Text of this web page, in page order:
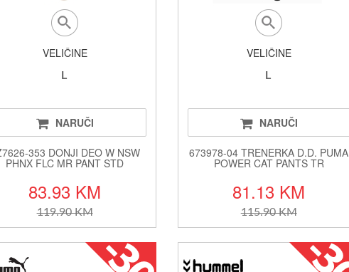
VELIČINE
L
NARUČI
353 DONJI DEO W NSW
PHNX FLC MR PANT STD
83.93 KM
119.90 KM
VELIČINE
L
NARUČI
673978-04 TRENERKA D.D. PUMA
POWER CAT PANTS TR
81.13 KM
115.90 KM